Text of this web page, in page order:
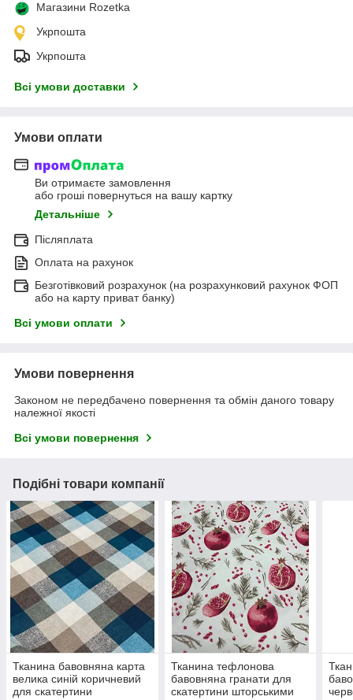
Магазини Rozetka
Укрпошта
Укрпошта
Всі умови доставки
Умови оплати
Ви отримаєте замовлення
або гроші повернуться на вашу картку
Детальніше
Післяплата
Оплата на рахунок
Безготівковий розрахунок (на розрахунковий рахунок ФОП
або на карту приват банку)
Всі умови оплати
Умови повернення
Законом не передбачено повернення та обмін даного товару
належної якості
Всі умови повернення
Подібні товари компанії
Тканина бавовняна карта
велика синій коричневий
для скатертини
Тканина тефлонова
бавовняна гранати для
скатертини шторськими